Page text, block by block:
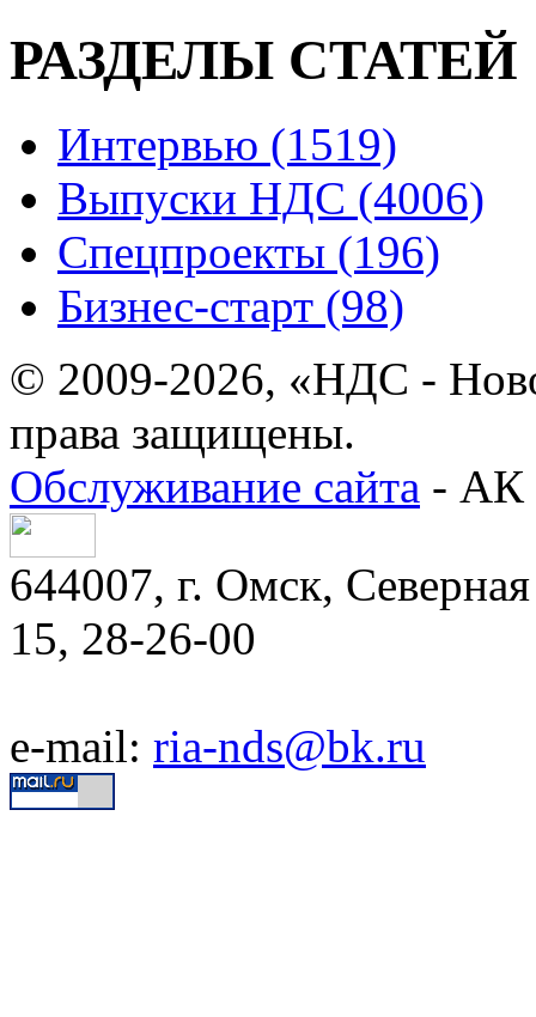
РАЗДЕЛЫ СТАТЕЙ
Интервью (1519)
Выпуски НДС (4006)
Спецпроекты (196)
Бизнес-старт (98)
© 2009-2026, «НДС -
права защищены.
Обслуживание сайта - АК
644007, г. Омск,
15, 28-26-00
e-mail: ria-nds@bk.ru